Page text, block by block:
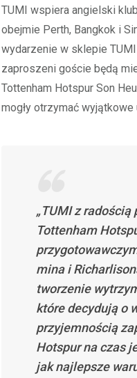
TUMI wspiera angielski
obejmie Perth, Bangkok i
wydarzenie w sklepie
zaproszeni goście będą
Tottenham Hotspur Son
mogły otrzymać
„TUMI z
Tottenham
mina i
tworzenie
które decydują o
przyjemnością
Hotspur na czas
jak najlepsze